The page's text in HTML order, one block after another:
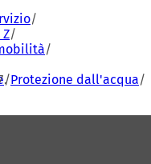
Protezione dall'acqua